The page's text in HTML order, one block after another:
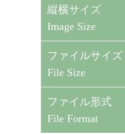
縦横サイズ
Image Size
ファイルサイズ
File Size
ファイル形式
File Format